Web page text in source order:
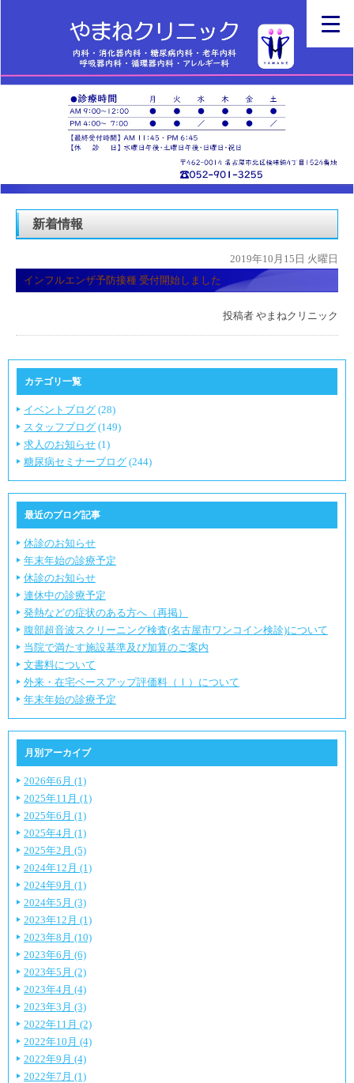
新着情報
2019年10月15日 火曜日
インフルエンザ予防接種 受付開始しました
投稿者 やまねクリニック
カテゴリ一覧
イベントブログ (28)
スタッフブログ (149)
求人のお知らせ (1)
糖尿病セミナーブログ (244)
最近のブログ記事
休診のお知らせ
年末年始の診療予定
休診のお知らせ
連休中の診療予定
発熱などの症状のある方へ（再掲）
腹部超音波スクリーニング検査(名古屋市ワンコイン検診)について
当院で満たす施設基準及び加算のご案内
文書料について
外来・在宅ベースアップ評価料（Ⅰ）について
年末年始の診療予定
月別アーカイブ
2026年6月 (1)
2025年11月 (1)
2025年6月 (1)
2025年4月 (1)
2025年2月 (5)
2024年12月 (1)
2024年9月 (1)
2024年5月 (3)
2023年12月 (1)
2023年8月 (10)
2023年6月 (6)
2023年5月 (2)
2023年4月 (4)
2023年3月 (3)
2022年11月 (2)
2022年10月 (4)
2022年9月 (4)
2022年7月 (1)